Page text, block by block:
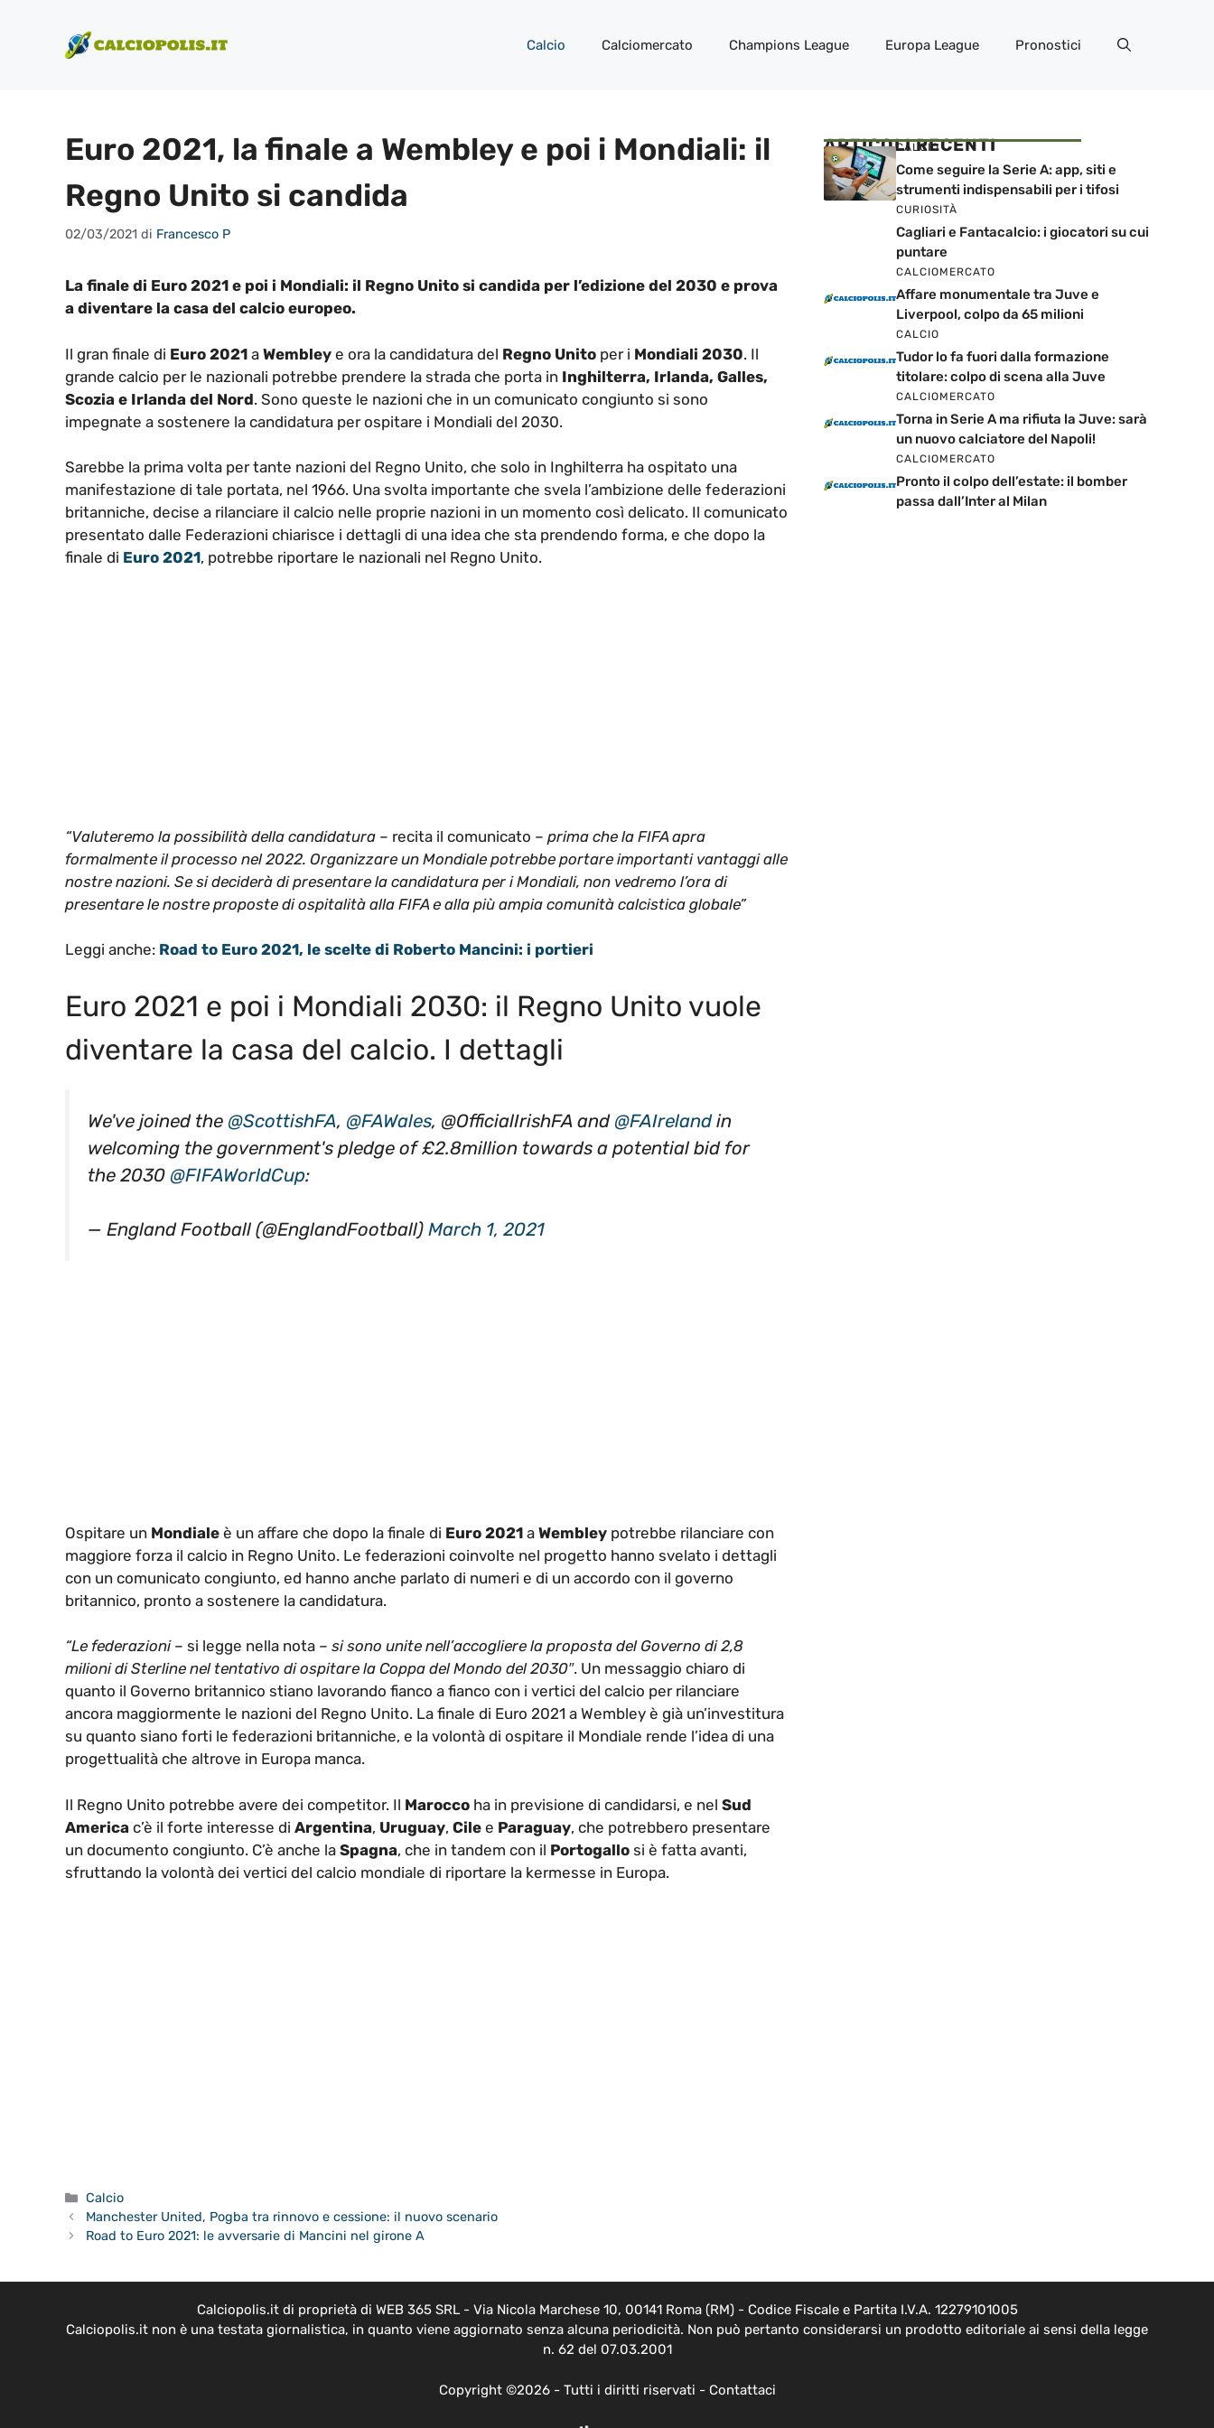
contenuto
Calcio Calciomercato Champions League Europa League Pronostici
Euro 2021, la finale a Wembley e poi i Mondiali: il
Regno Unito si candida
02/03/2021 di Francesco P
La finale di Euro 2021 e poi i Mondiali: il Regno Unito si candida per l’edizione del 2030 e prova
a diventare la casa del calcio europeo.
Il gran finale di Euro 2021 a Wembley e ora la candidatura del Regno Unito per i Mondiali 2030. Il
grande calcio per le nazionali potrebbe prendere la strada che porta in Inghilterra, Irlanda, Galles,
Scozia e Irlanda del Nord. Sono queste le nazioni che in un comunicato congiunto si sono
impegnate a sostenere la candidatura per ospitare i Mondiali del 2030.
Sarebbe la prima volta per tante nazioni del Regno Unito, che solo in Inghilterra ha ospitato una
manifestazione di tale portata, nel 1966. Una svolta importante che svela l’ambizione delle federazioni
britanniche, decise a rilanciare il calcio nelle proprie nazioni in un momento così delicato. Il comunicato
presentato dalle Federazioni chiarisce i dettagli di una idea che sta prendendo forma, e che dopo la
finale di Euro 2021, potrebbe riportare le nazionali nel Regno Unito.
“Valuteremo la possibilità della candidatura – recita il comunicato – prima che la FIFA apra
formalmente il processo nel 2022. Organizzare un Mondiale potrebbe portare importanti vantaggi alle
nostre nazioni. Se si deciderà di presentare la candidatura per i Mondiali, non vedremo l’ora di
presentare le nostre proposte di ospitalità alla FIFA e alla più ampia comunità calcistica globale”
Leggi anche: Road to Euro 2021, le scelte di Roberto Mancini: i portieri
Euro 2021 e poi i Mondiali 2030: il Regno Unito vuole
diventare la casa del calcio. I dettagli
We've joined the @ScottishFA, @FAWales, @OfficialIrishFA and @FAIrelandin
welcoming the government's pledge of £2.8million towards a potential bid for
the 2030 @FIFAWorldCup:
— England Football (@EnglandFootball) March 1, 2021
Ospitare un Mondiale è un affare che dopo la finale di Euro 2021 a Wembley potrebbe rilanciare con
maggiore forza il calcio in Regno Unito. Le federazioni coinvolte nel progetto hanno svelato i dettagli
con un comunicato congiunto, ed hanno anche parlato di numeri e di un accordo con il governo
britannico, pronto a sostenere la candidatura.
“Le federazioni– si legge nella nota – si sono unite nell’accogliere la proposta del Governo di 2,8
milioni di Sterline nel tentativo di ospitare la Coppa del Mondo del 2030″. Un messaggio chiaro di
quanto il Governo britannico stiano lavorando fianco a fianco con i vertici del calcio per rilanciare
ancora maggiormente le nazioni del Regno Unito. La finale di Euro 2021 a Wembley è già un’investitura
su quanto siano forti le federazioni britanniche, e la volontà di ospitare il Mondiale rende l’idea di una
progettualità che altrove in Europa manca.
Il Regno Unito potrebbe avere dei competitor. Il Marocco ha in previsione di candidarsi, e nel Sud
America c’è il forte interesse di Argentina, Uruguay, Cile e Paraguay, che potrebbero presentare
un documento congiunto. C’è anche la Spagna, che in tandem con il Portogallo si è fatta avanti,
sfruttando la volontà dei vertici del calcio mondiale di riportare la kermesse in Europa.
Categorie
Calcio
Manchester United, Pogba tra rinnovo e cessione: il nuovo scenario
Road to Euro 2021: le avversarie di Mancini nel girone A
ARTICOLI RECENTI
CALCIO
Come seguire la Serie A: app, siti e
strumenti indispensabili per i tifosi
CURIOSITÀ
Cagliari e Fantacalcio: i giocatori su cui
puntare
CALCIOMERCATO
Affare monumentale tra Juve e
Liverpool, colpo da 65 milioni
CALCIO
Tudor lo fa fuori dalla formazione
titolare: colpo di scena alla Juve
CALCIOMERCATO
Torna in Serie A ma rifiuta la Juve: sarà
un nuovo calciatore del Napoli!
CALCIOMERCATO
Pronto il colpo dell’estate: il bomber
passa dall’Inter al Milan
Calciopolis.it di proprietà di WEB 365 SRL - Via Nicola Marchese 10, 00141 Roma (RM) - Codice Fiscale e Partita I.V.A. 12279101005
Calciopolis.it non è una testata giornalistica, in quanto viene aggiornato senza alcuna periodicità. Non può pertanto considerarsi un prodotto editoriale ai sensi della legge
n. 62 del 07.03.2001
Copyright ©2026 - Tutti i diritti riservati - Contattaci